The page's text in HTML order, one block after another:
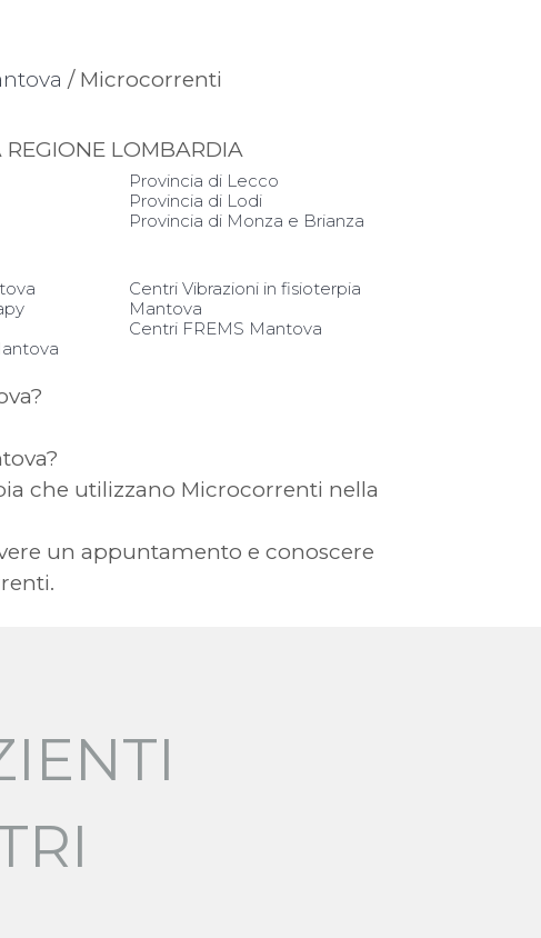
/ Microcorrenti
REGIONE LOMBARDIA
Provincia di Lecco
Provincia di Lodi
Provincia di Monza e Brianza
Centri Vibrazioni in fisioterpia
Mantova
Centri FREMS Mantova
che utilizzano Microcorrenti nella
un appuntamento e conoscere